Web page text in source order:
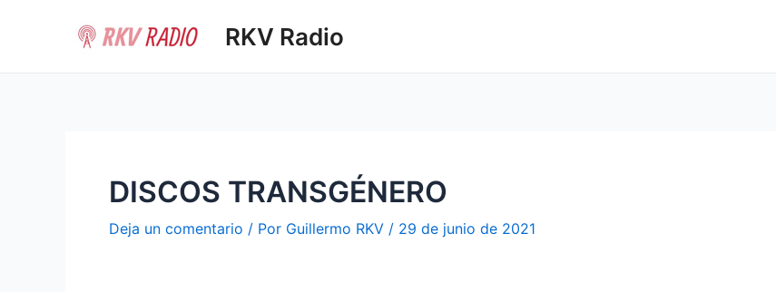
RKV Radio
DISCOS TRANSGÉNERO
Deja un comentario / Por Guillermo RKV / 29 de junio de 2021